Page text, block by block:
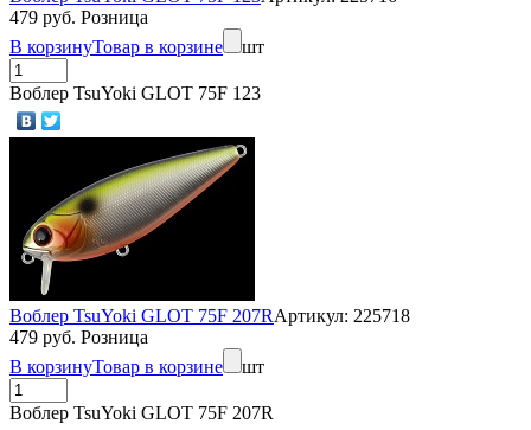
479 руб. Розница
В корзинуТовар в корзине шт
Воблер TsuYoki GLOT 75F 123
Воблер TsuYoki GLOT 75F 207RАртикул: 225718
479 руб. Розница
В корзинуТовар в корзине шт
Воблер TsuYoki GLOT 75F 207R